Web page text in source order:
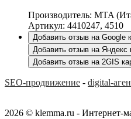
Производитель: MTA
Артикул: 4410247, 4510
Добавить отзыв на Google
Добавить отзыв на Яндекс
Добавить отзыв на 2GIS
SEO-продвижение - digital-
2026 © klemma.ru - Интернет-